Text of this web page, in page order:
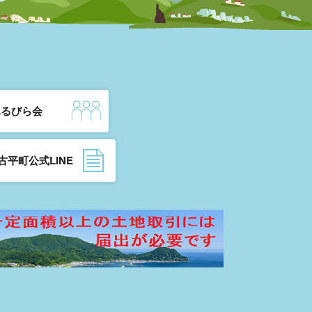
びら会
平町公式LINE